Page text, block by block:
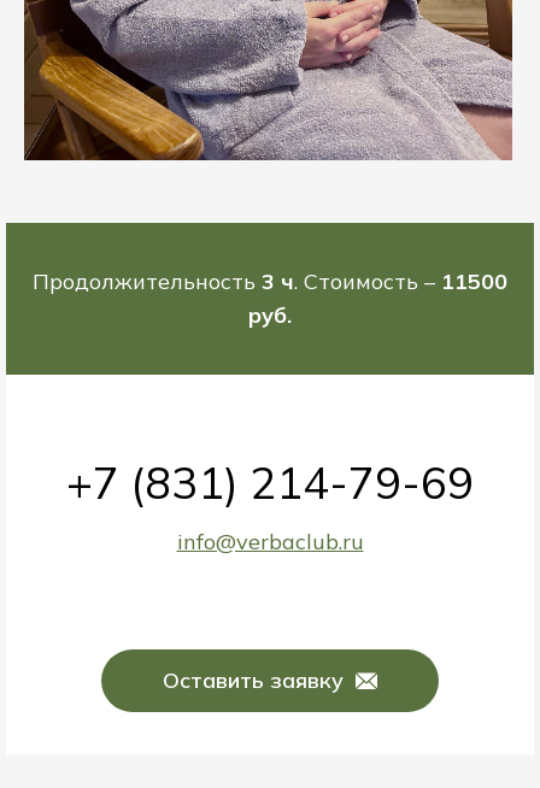
Продолжительность 3 ч. Стоимость – 11500
руб.
+7 (831) 214-79-69
info@verbaclub.ru
Оставить заявку